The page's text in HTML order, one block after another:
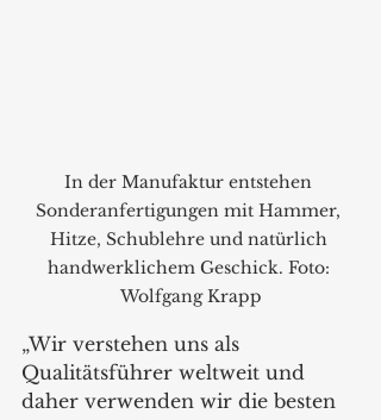
In der Manufaktur entstehen
Sonderanfertigungen mit Hammer,
Hitze, Schublehre und natürlich
handwerklichem Geschick. Foto:
Wolfgang Krapp
„Wir verstehen uns als
Qualitätsführer weltweit und
daher verwenden wir die besten